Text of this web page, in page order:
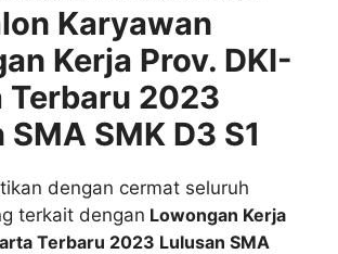
Karyawan
Kerja Prov. DKI-
2023
SMK D3 S1
dengan cermat seluruh
terkait dengan Lowongan Kerja
Terbaru 2023 Lulusan SMA